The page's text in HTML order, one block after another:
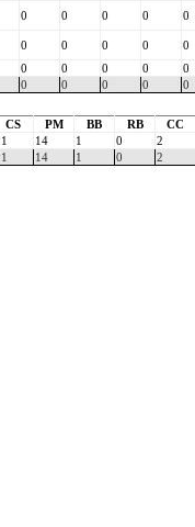
0 0 0 0 0
0 0 0 0
0
0 0 0 0
0
0 0 0 0 0
CS PM BB RB
CC
14 1 0
2
14 1 0 2